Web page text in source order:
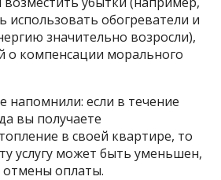
использовать обогреватели и
значительно возросли),
о компенсации морального
напомнили: если в течение
вы получаете
в своей квартире, то
услугу может быть уменьшен,
оплаты.